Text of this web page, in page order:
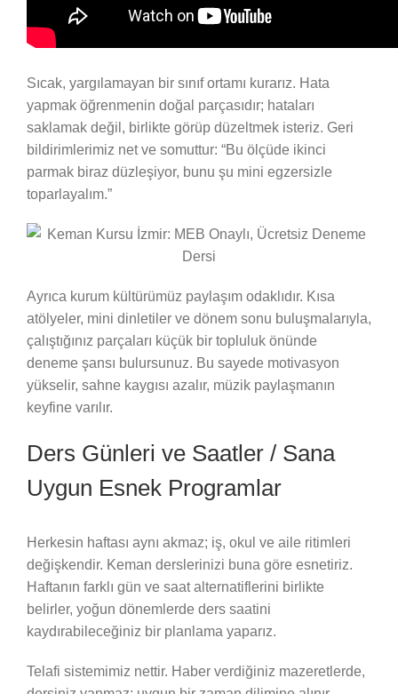
Sıcak, yargılamayan bir sınıf ortamı kurarız. Hata
yapmak öğrenmenin doğal parçasıdır; hataları
saklamak değil, birlikte görüp düzeltmek isteriz. Geri
bildirimlerimiz net ve somuttur: “Bu ölçüde ikinci
parmak biraz düzleşiyor, bunu şu mini egzersizle
toparlayalım.”
Ayrıca kurum kültürümüz paylaşım odaklıdır. Kısa
atölyeler, mini dinletiler ve dönem sonu buluşmalarıyla,
çalıştığınız parçaları küçük bir topluluk önünde
deneme şansı bulursunuz. Bu sayede motivasyon
yükselir, sahne kaygısı azalır, müzik paylaşmanın
keyfine varılır.
Ders Günleri ve Saatler / Sana
Uygun Esnek Programlar
Herkesin haftası aynı akmaz; iş, okul ve aile ritimleri
değişkendir. Keman derslerinizi buna göre esnetiriz.
Haftanın farklı gün ve saat alternatiflerini birlikte
belirler, yoğun dönemlerde ders saatini
kaydırabileceğiniz bir planlama yaparız.
Telafi sistemimiz nettir. Haber verdiğiniz mazeretlerde,